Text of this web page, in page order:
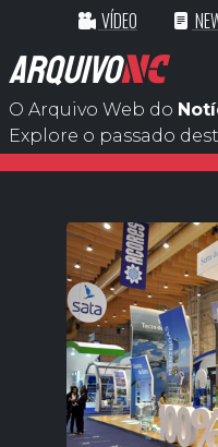
VÍDEO
ARQUIVONC
O Arquivo Web do
Explore o passado